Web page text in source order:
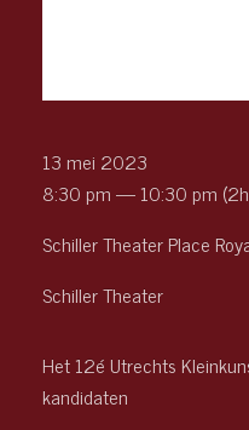
Het 12é Utrechts
kandidaten
13 mei 2023
8:30 pm — 10:30 pm
Schiller Theater Place
Schiller Theater